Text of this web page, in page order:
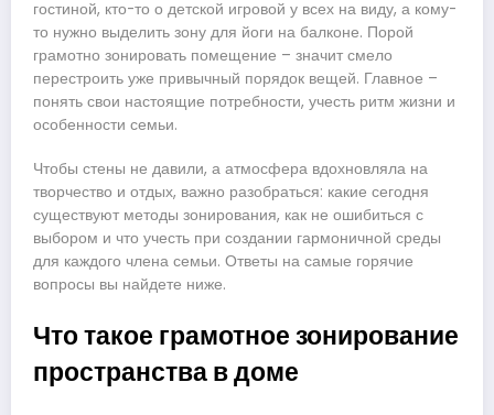
гостиной, кто-то о детской игровой у всех на виду, а кому-
то нужно выделить зону для йоги на балконе. Порой
грамотно зонировать помещение – значит смело
перестроить уже привычный порядок вещей. Главное –
понять свои настоящие потребности, учесть ритм жизни и
особенности семьи.
Чтобы стены не давили, а атмосфера вдохновляла на
творчество и отдых, важно разобраться: какие сегодня
существуют методы зонирования, как не ошибиться с
выбором и что учесть при создании гармоничной среды
для каждого члена семьи. Ответы на самые горячие
вопросы вы найдете ниже.
Что такое грамотное зонирование
пространства в доме